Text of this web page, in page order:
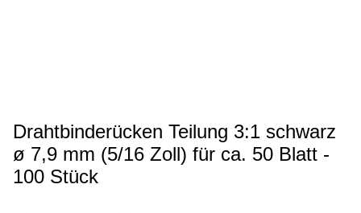
Drahtbinderücken Teilung 3:1 schwarz
ø 7,9 mm (5/16 Zoll) für ca. 50 Blatt -
100 Stück